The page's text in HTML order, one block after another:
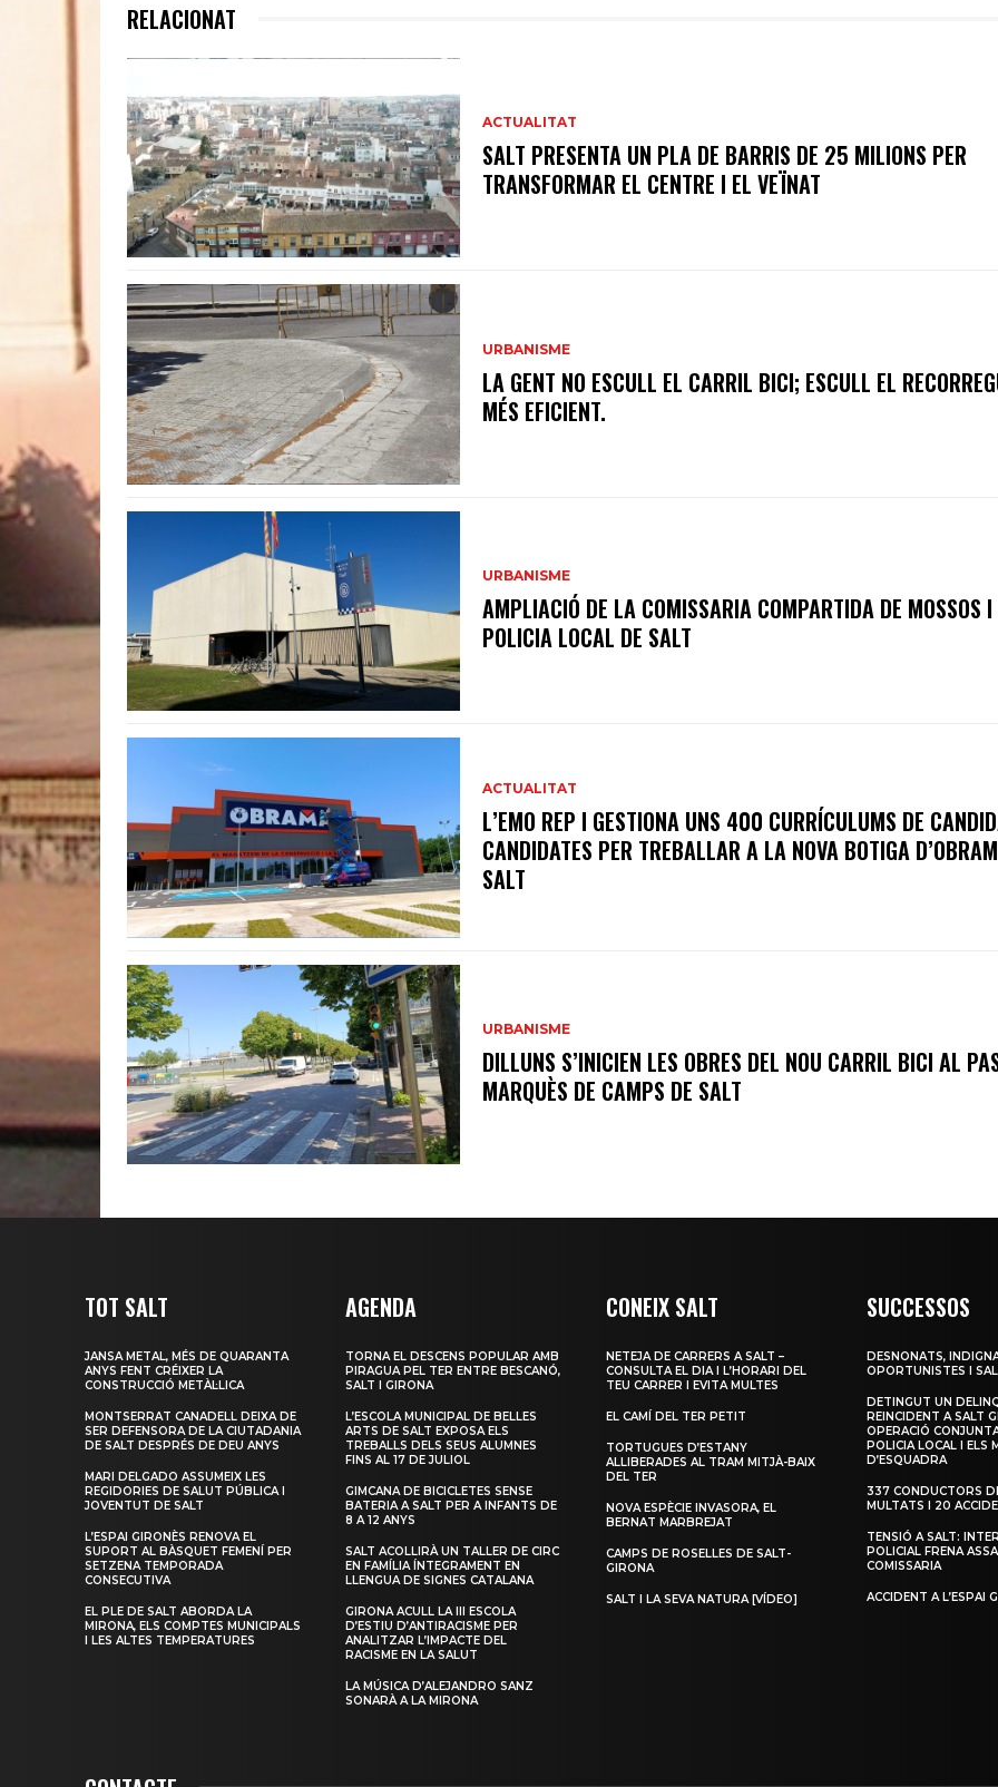
RELACIONAT
ACTUALITAT
SALT PRESENTA UN PLA DE BARRIS DE 25 MILIONS PER
TRANSFORMAR EL CENTRE I EL VEÏNAT
URBANISME
LA GENT NO ESCULL EL CARRIL BICI; ESCULL EL
MÉS EFICIENT.
URBANISME
AMPLIACIÓ DE LA COMISSARIA COMPARTIDA DE MOSSOS I
POLICIA LOCAL DE SALT
ACTUALITAT
L’EMO REP I GESTIONA UNS 400 CURRÍCULUMS DE
CANDIDATES PER TREBALLAR A LA NOVA BOTIGA
SALT
URBANISME
DILLUNS S’INICIEN LES OBRES DEL NOU CARRIL BICI AL
MARQUÈS DE CAMPS DE SALT
TOT SALT
JANSA METAL, MÉS DE QUARANTA
ANYS FENT CRÉIXER LA
CONSTRUCCIÓ METÀL·LICA
MONTSERRAT CANADELL DEIXA DE
SER DEFENSORA DE LA CIUTADANIA
DE SALT DESPRÉS DE DEU ANYS
MARI DELGADO ASSUMEIX LES
REGIDORIES DE SALUT PÚBLICA I
JOVENTUT DE SALT
L’ESPAI GIRONÈS RENOVA EL
SUPORT AL BÀSQUET FEMENÍ PER
SETZENA TEMPORADA
CONSECUTIVA
EL PLE DE SALT ABORDA LA
MIRONA, ELS COMPTES MUNICIPALS
I LES ALTES TEMPERATURES
AGENDA
TORNA EL DESCENS POPULAR AMB
PIRAGUA PEL TER ENTRE BESCANÓ,
SALT I GIRONA
L’ESCOLA MUNICIPAL DE BELLES
ARTS DE SALT EXPOSA ELS
TREBALLS DELS SEUS ALUMNES
FINS AL 17 DE JULIOL
GIMCANA DE BICICLETES SENSE
BATERIA A SALT PER A INFANTS DE
8 A 12 ANYS
SALT ACOLLIRÀ UN TALLER DE CIRC
EN FAMÍLIA ÍNTEGRAMENT EN
LLENGUA DE SIGNES CATALANA
GIRONA ACULL LA III ESCOLA
D’ESTIU D’ANTIRACISME PER
ANALITZAR L’IMPACTE DEL
RACISME EN LA SALUT
LA MÚSICA D’ALEJANDRO SANZ
SONARÀ A LA MIRONA
CONEIX SALT
NETEJA DE CARRERS A SALT –
CONSULTA EL DIA I L’HORARI DEL
TEU CARRER I EVITA MULTES
EL CAMÍ DEL TER PETIT
TORTUGUES D’ESTANY
ALLIBERADES AL TRAM MITJÀ-BAIX
DEL TER
NOVA ESPÈCIE INVASORA, EL
BERNAT MARBREJAT
CAMPS DE ROSELLES DE SALT-
GIRONA
SALT I LA SEVA NATURA [VÍDEO]
SUCCESSOS
DESNONATS,
OPORTUNISTES I
DETINGUT UN
REINCIDENT A SALT
OPERACIÓ
POLICIA LOCAL I ELS
D’ESQUADRA
337 CONDUCTORS
MULTATS I 20
TENSIÓ A SALT:
POLICIAL FRENA
COMISSARIA
ACCIDENT A L’ESPAI